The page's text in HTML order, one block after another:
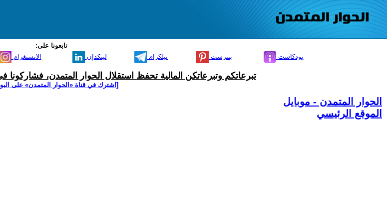
تابعونا على:
الانستغرام لينكدإن تيلكرام بنترست بودكاست
تبرعاتكم وتبرعاتكن المالية تحفظ استقلال الحوار المتمدن،
[اشترك في قناة ‫«الحوار المتمدن» على
الحوار المتمدن - موبايل
الموقع الرئيسي